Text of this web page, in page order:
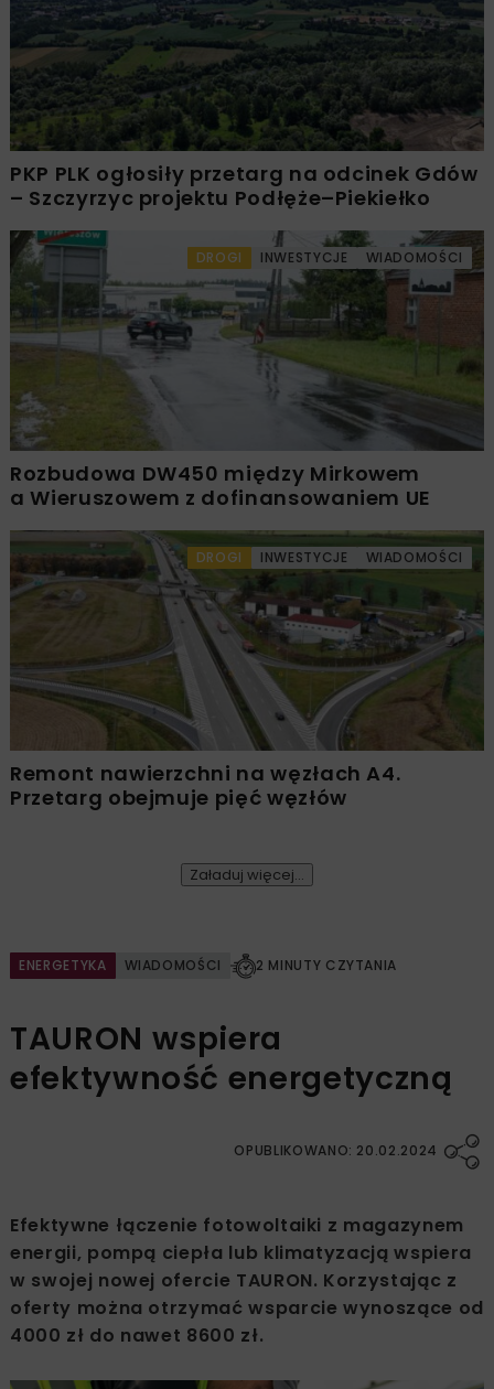
PKP PLK ogłosiły przetarg na odcinek Gdów
– Szczyrzyc projektu Podłęże–Piekiełko
DROGI INWESTYCJE WIADOMOŚCI
Rozbudowa DW450 między Mirkowem
a Wieruszowem z dofinansowaniem UE
DROGI INWESTYCJE WIADOMOŚCI
Remont nawierzchni na węzłach A4.
Przetarg obejmuje pięć węzłów
Załaduj więcej...
ENERGETYKA WIADOMOŚCI 2 MINUTY CZYTANIA
TAURON wspiera
efektywność energetyczną
OPUBLIKOWANO: 20.02.2024
Efektywne łączenie fotowoltaiki z magazynem
energii, pompą ciepła lub klimatyzacją wspiera
w swojej nowej ofercie TAURON. Korzystając z
oferty można otrzymać wsparcie wynoszące od
4000 zł do nawet 8600 zł.